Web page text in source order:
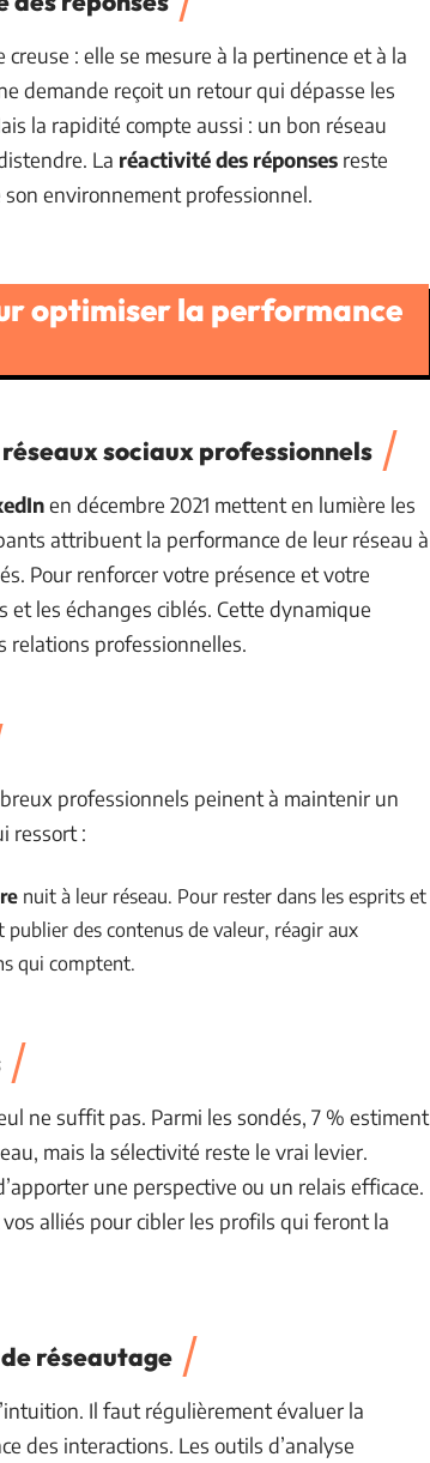
creuse : elle se mesure à la pertinence et à la
demande reçoit un retour qui dépasse les
la rapidité compte aussi : un bon réseau
La réactivité des réponses reste
environnement professionnel.
optimiser la performance
sociaux professionnels
en décembre 2021 mettent en lumière les
attribuent la performance de leur réseau à
Pour renforcer votre présence et votre
les échanges ciblés. Cette dynamique
relations professionnelles.
professionnels peinent à maintenir un
ressort :
nuit à leur réseau. Pour rester dans les esprits et
des contenus de valeur, réagir aux
qui comptent.
ne suffit pas. Parmi les sondés, 7 % estiment
mais la sélectivité reste le vrai levier.
une perspective ou un relais efficace.
alliés pour cibler les profils qui feront la
réseautage
Il faut régulièrement évaluer la
des interactions. Les outils d’analyse